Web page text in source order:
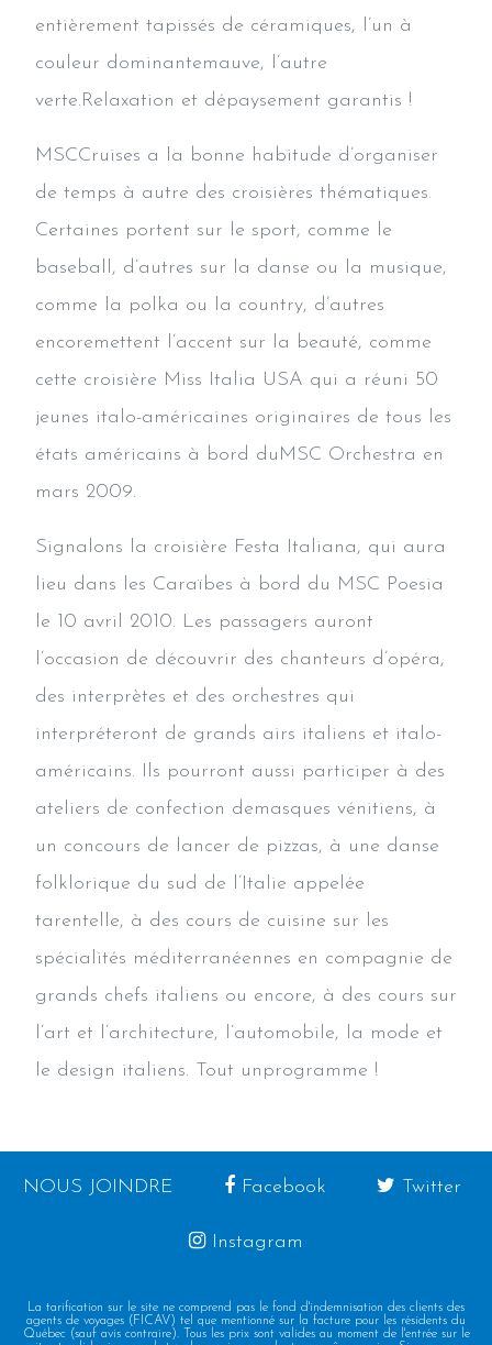
entièrement tapissés de céramiques, l’un à
couleur dominantemauve, l’autre
verte.Relaxation et dépaysement garantis !
MSCCruises a la bonne habitude d’organiser
de temps à autre des croisières thématiques.
Certaines portent sur le sport, comme le
baseball, d’autres sur la danse ou la musique,
comme la polka ou la country, d’autres
encoremettent l’accent sur la beauté, comme
cette croisière Miss Italia USA qui a réuni 50
jeunes italo-américaines originaires de tous les
états américains à bord duMSC Orchestra en
mars 2009.
Signalons la croisière Festa Italiana, qui aura
lieu dans les Caraïbes à bord du MSC Poesia
le 10 avril 2010. Les passagers auront
l’occasion de découvrir des chanteurs d’opéra,
des interprètes et des orchestres qui
interpréteront de grands airs italiens et italo-
américains. Ils pourront aussi participer à des
ateliers de confection demasques vénitiens, à
un concours de lancer de pizzas, à une danse
folklorique du sud de l’Italie appelée
tarentelle, à des cours de cuisine sur les
spécialités méditerranéennes en compagnie de
grands chefs italiens ou encore, à des cours sur
l’art et l’architecture, l’automobile, la mode et
le design italiens. Tout unprogramme !
NOUS JOINDRE Facebook Twitter
Instagram
La tarification sur le site ne comprend pas le fond d'indemnisation des clients des
agents de voyages (FICAV) tel que mentionné sur la facture pour les résidents du
Québec (sauf avis contraire). Tous les prix sont valides au moment de l'entrée sur le